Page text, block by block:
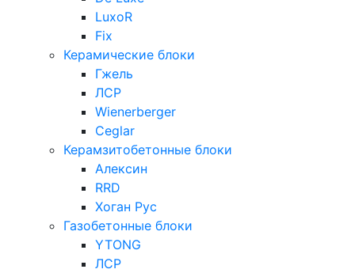
LuxoR
Fix
Керамические блоки
Гжель
ЛСР
Wienerberger
Ceglar
Керамзитобетонные блоки
Алексин
RRD
Хоган Рус
Газобетонные блоки
YTONG
ЛСР